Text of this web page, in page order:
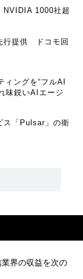
1000社超
行提供 ドコモ回
ングを“フルAI
味鋭いAIエージ
ス「Pulsar」の衛
界の収益を次の